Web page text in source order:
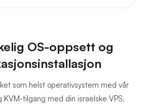
OS-oppsett og
som helst operativsystem med vår
KVM-tilgang med din israelske VPS.